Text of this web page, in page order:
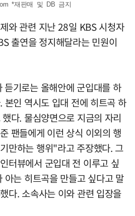
*재판매 및 DB 금지
와 관련 지난 28일 KBS 시청자
출연을 정지해달라는 민원이
기로는 올해안에 군입대를 하
본인 역시도 입대 전에 히트곡 하
다. 물심양면으로 지금의 자리
팬들에게 이런 상식 이외의 행
만하는 행위"라고 주장했다. 그
터뷰에서 군입대 전 이루고 싶
아는 히트곡을 만들고 싶다고 말
다. 소속사는 이와 관련 입장을